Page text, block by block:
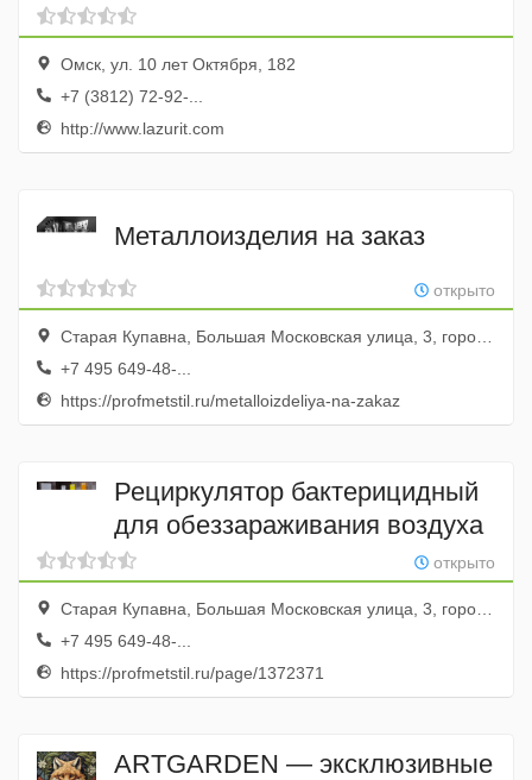
Омск, ул. 10 лет Октября, 182
+7 (3812) 72-92-...
http://www.lazurit.com
Металлоизделия на заказ
открыто
Старая Купавна, Большая Московская улица, 3, город Старая Купавна, Московская область, Россия
+7 495 649-48-...
https://profmetstil.ru/metalloizdeliya-na-zakaz
Рециркулятор бактерицидный
для обеззараживания воздуха
открыто
Старая Купавна, Большая Московская улица, 3, город Старая Купавна, Московская область, Россия
+7 495 649-48-...
https://profmetstil.ru/page/1372371
ARTGARDEN — эксклюзивные